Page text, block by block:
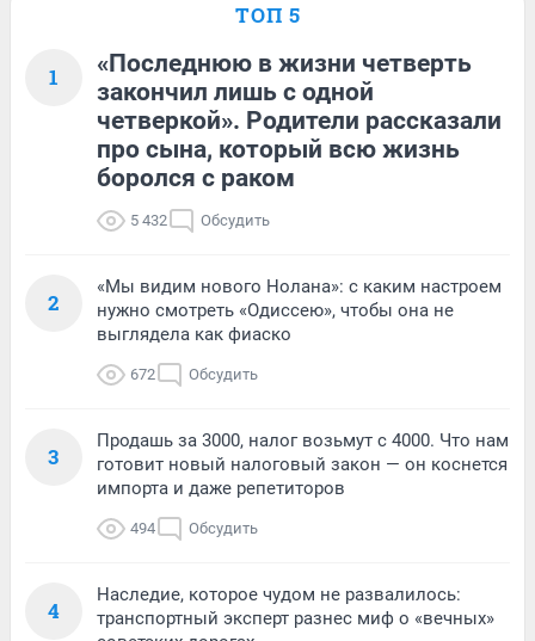
ТОП 5
1
«Последнюю в жизни четверть
закончил лишь с одной
четверкой». Родители рассказали
про сына, который всю жизнь
боролся с раком
5 432 Обсудить
2
«Мы видим нового Нолана»: с каким настроем
нужно смотреть «Одиссею», чтобы она не
выглядела как фиаско
672 Обсудить
3
Продашь за 3000, налог возьмут с 4000. Что нам
готовит новый налоговый закон — он коснется
импорта и даже репетиторов
494 Обсудить
4
Наследие, которое чудом не развалилось:
транспортный эксперт разнес миф о «вечных»